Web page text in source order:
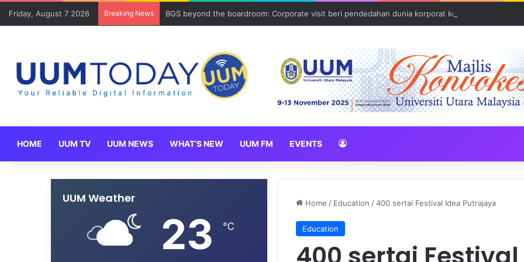
Friday, August 7 2026 Breaking News BGS beyond the boardroom: Corporate visit beri pendedahan dunia korporat kepada PELAJAR
HOME UUM TV UUM NEWS WHAT’S NEW UUM FM EVENTS
Home / Education /400 sertai Festival Idea Putrajaya
Education
UUM Weather
23 ℃